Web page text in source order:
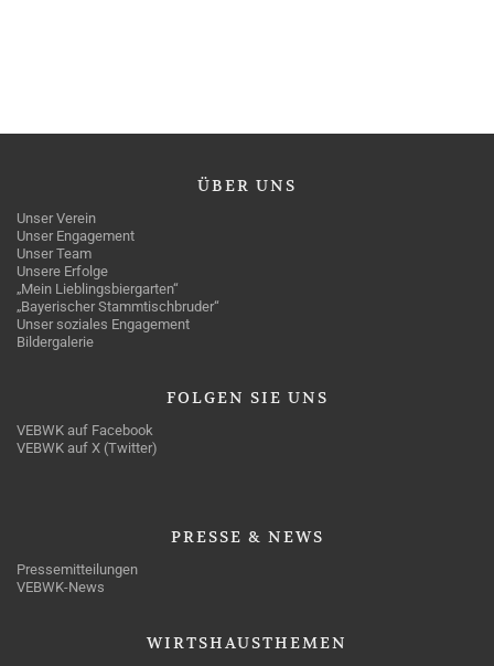
ÜBER UNS
Unser Verein
Unser Engagement
Unser Team
Unsere Erfolge
„Mein Lieblingsbiergarten“
„Bayerischer Stammtischbruder“
Unser soziales Engagement
Bildergalerie
FOLGEN SIE UNS
VEBWK auf Facebook
VEBWK auf X (Twitter)
PRESSE & NEWS
Pressemitteilungen
VEBWK-News
WIRTSHAUSTHEMEN